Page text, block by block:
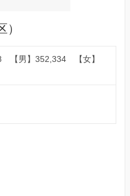
【男】352,334 【女】